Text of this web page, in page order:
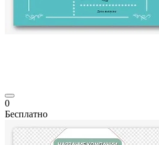
0
Бесплатно